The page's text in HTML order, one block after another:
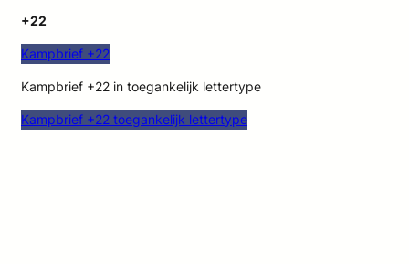
+22
Kampbrief +22
Kampbrief +22 in toegankelijk lettertype
Kampbrief +22 toegankelijk lettertype